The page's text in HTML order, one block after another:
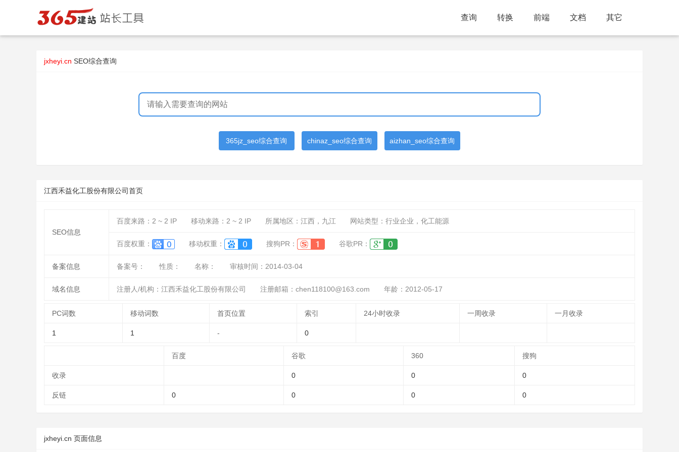
查询 转换 前端 文档 其它
jxheyi.cn SEO综合查询
365jz_seo综合查询 chinaz_seo综合查询 aizhan_seo综合查询
江西禾益化工股份有限公司首页
SEO信息
百度来路： 2 ~ 2 IP 移动来路： 2 ~ 2 IP 所属地区：江西，九江 网站类型：行业企业，化工能源
百度权重： 移动权重： 搜狗PR： 谷歌PR：
备案信息 备案号： 性质： 名称： 审核时间： 2014-03-04
域名信息 注册人/机构：江西禾益化工股份有限公司 注册邮箱：chen118100@163.com 年龄：2012-05-17
PC词数 移动词数 首页位置 索引 24小时收录 一周收录 一月收录
1 1 - 0
百度 谷歌 360 搜狗
收录 0 0 0
反链 0 0 0 0
jxheyi.cn 页面信息